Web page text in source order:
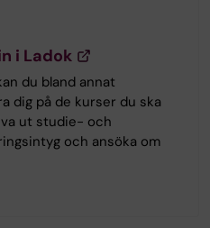
i Ladok
du bland annat
dig på de kurser du ska
ut studie- och
och ansöka om